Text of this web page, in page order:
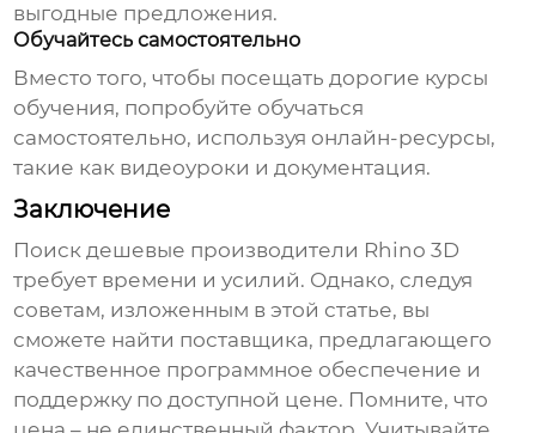
выгодные предложения.
Обучайтесь самостоятельно
Вместо того, чтобы посещать дорогие курсы
обучения, попробуйте обучаться
самостоятельно, используя онлайн-ресурсы,
такие как видеоуроки и документация.
Заключение
Поискдешевые производители Rhino 3D
требует времени и усилий. Однако, следуя
советам, изложенным в этой статье, вы
сможете найти поставщика, предлагающего
качественное программное обеспечение и
поддержку по доступной цене. Помните, что